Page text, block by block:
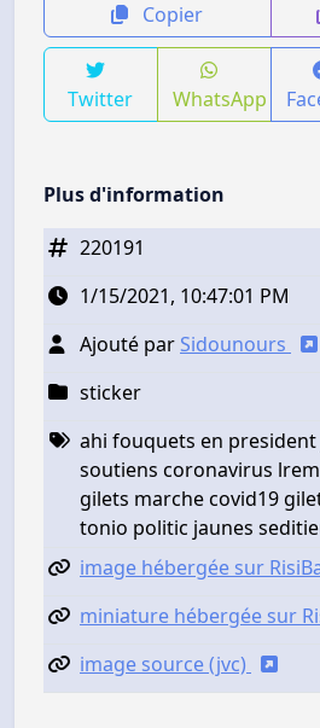
Copier
Twitter WhatsApp
Plus d'information
220191
1/15/2021, 10:47:01 PM
Ajouté par Sidounours
sticker
ahi fouquets en
soutiens coronavirus
gilets marche covid19
tonio politic jaunes
image hébergée sur
miniature hébergée sur
image source (jvc)